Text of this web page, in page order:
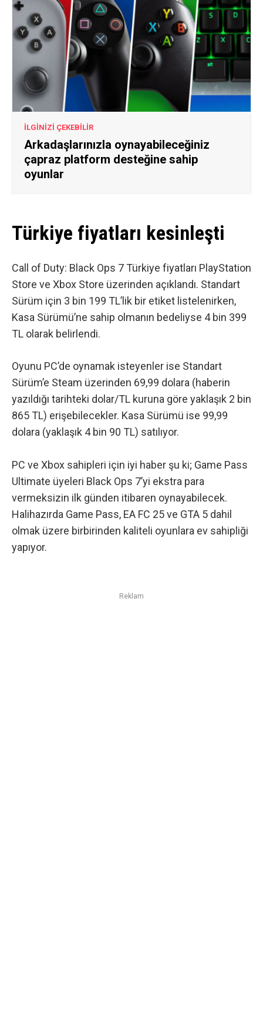
İLGİNİZİ ÇEKEBİLİR
Arkadaşlarınızla oynayabileceğiniz
çapraz platform desteğine sahip
oyunlar
Türkiye fiyatları kesinleşti
Call of Duty: Black Ops 7 Türkiye fiyatları PlayStation
Store ve Xbox Store üzerinden açıklandı. Standart
Sürüm için 3 bin 199 TL’lik bir etiket listelenirken,
Kasa Sürümü’ne sahip olmanın bedeliyse 4 bin 399
TL olarak belirlendi.
Oyunu PC’de oynamak isteyenler ise Standart
Sürüm’e Steam üzerinden 69,99 dolara (haberin
yazıldığı tarihteki dolar/TL kuruna göre yaklaşık 2 bin
865 TL) erişebilecekler. Kasa Sürümü ise 99,99
dolara (yaklaşık 4 bin 90 TL) satılıyor.
PC ve Xbox sahipleri için iyi haber şu ki; Game Pass
Ultimate üyeleri Black Ops 7’yi ekstra para
vermeksizin ilk günden itibaren oynayabilecek.
Halihazırda Game Pass, EA FC 25ve GTA 5 dahil
olmak üzere birbirinden kaliteli oyunlara ev sahipliği
yapıyor.
Reklam